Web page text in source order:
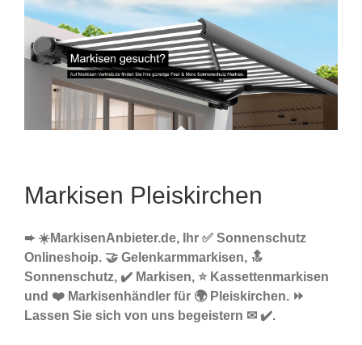
Markisen Pleiskirchen
➨ ☀️MarkisenAnbieter.de, Ihr ✅ Sonnenschutz
Onlineshoip. 🤝 Gelenkarmmarkisen, 🔝
Sonnenschutz, ✔️ Markisen, ⭐ Kassettenmarkisen
und ❤️ Markisenhändler für 🌍 Pleiskirchen. ⏩
Lassen Sie sich von uns begeistern ✉ ✔️.